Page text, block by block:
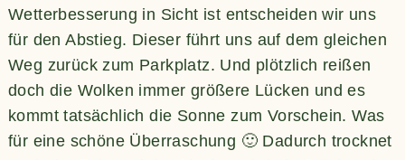
Wetterbesserung in Sicht ist entscheiden wir uns
für den Abstieg. Dieser führt uns auf dem gleichen
Weg zurück zum Parkplatz. Und plötzlich reißen
doch die Wolken immer größere Lücken und es
kommt tatsächlich die Sonne zum Vorschein. Was
für eine schöne Überraschung 🙂 Dadurch trocknet